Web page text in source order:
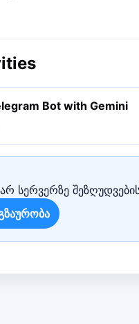
Bot with Gemini
სერვერზე